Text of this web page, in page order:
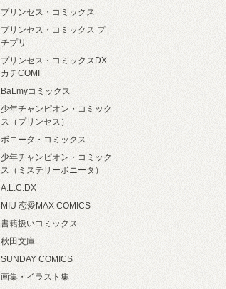
プリンセス・コミックス
プリンセス・コミックス プ
チプリ
プリンセス・コミックスDX
カチCOMI
BaLmyコミックス
少年チャンピオン・コミック
ス（プリンセス）
ボニータ・コミックス
少年チャンピオン・コミック
ス（ミステリーボニータ）
A.L.C.DX
MIU 恋愛MAX COMICS
書籍扱いコミックス
秋田文庫
SUNDAY COMICS
画集・イラスト集